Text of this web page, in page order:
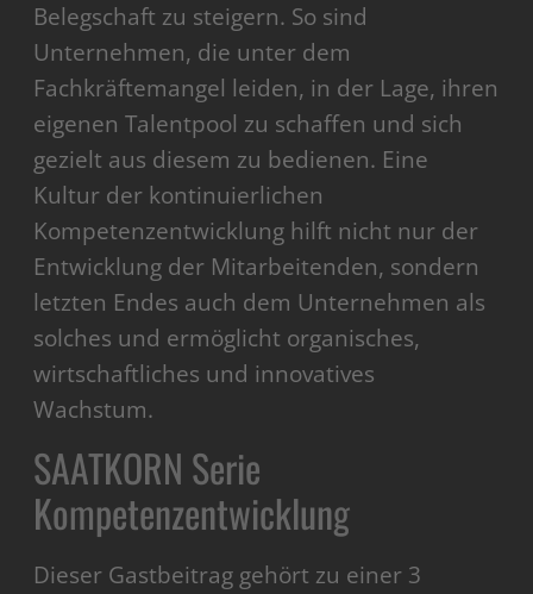
Belegschaft zu steigern. So sind
Unternehmen, die unter dem
Fachkräftemangel leiden, in der Lage, ihren
eigenen Talentpool zu schaffen und sich
gezielt aus diesem zu bedienen. Eine
Kultur der kontinuierlichen
Kompetenzentwicklung hilft nicht nur der
Entwicklung der Mitarbeitenden, sondern
letzten Endes auch dem Unternehmen als
solches und ermöglicht organisches,
wirtschaftliches und innovatives
Wachstum.
SAATKORN Serie
Kompetenzentwicklung
Dieser Gastbeitrag gehört zu einer 3